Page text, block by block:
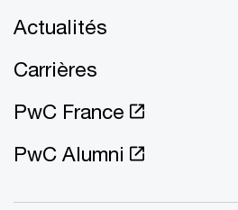
Actualités
Carrières
PwC France
PwC Alumni